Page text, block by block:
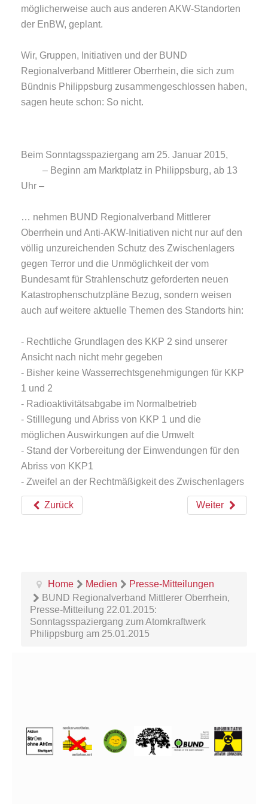
möglicherweise auch aus anderen AKW-Standorten
der EnBW, geplant.
Wir, Gruppen, Initiativen und der BUND
Regionalverband Mittlerer Oberrhein, die sich zum
Bündnis Philippsburg zusammengeschlossen haben,
sagen heute schon: So nicht.
Beim Sonntagsspaziergang am 25. Januar 2015,
– Beginn am Marktplatz in Philippsburg, ab 13
Uhr –
… nehmen BUND Regionalverband Mittlerer
Oberrhein und Anti-AKW-Initiativen nicht nur auf den
völlig unzureichenden Schutz des Zwischenlagers
gegen Terror und die Unmöglichkeit der vom
Bundesamt für Strahlenschutz geforderten neuen
Katastrophenschutzpläne Bezug, sondern weisen
auch auf weitere aktuelle Themen des Standorts hin:
- Rechtliche Grundlagen des KKP 2 sind unserer
Ansicht nach nicht mehr gegeben
- Bisher keine Wasserrechtsgenehmigungen für KKP
1 und 2
- Radioaktivitätsabgabe im Normalbetrieb
- Stilllegung und Abriss von KKP 1 und die
möglichen Auswirkungen auf die Umwelt
- Stand der Vorbereitung der Einwendungen für den
Abriss von KKP1
- Zweifel an der Rechtmäßigkeit des Zwischenlagers
Zurück Weiter
Home Medien
Presse-Mitteilungen
BUND Regionalverband Mittlerer Oberrhein,
Presse-Mitteilung 22.01.2015:
Sonntagsspaziergang zum Atomkraftwerk
Philippsburg am 25.01.2015